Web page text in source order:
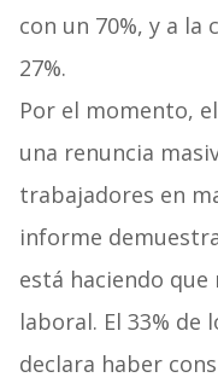
con un 70%, y a la
27%.
Por el momento,
una renuncia
trabajadores en
informe
está haciendo
laboral. El 33% de
declara haber